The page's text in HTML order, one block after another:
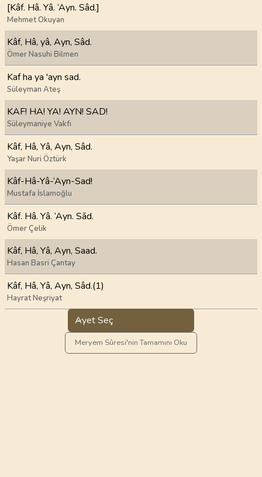
[Kâf. Hâ. Yâ. ‘Ayn. Sâd.]
Mehmet Okuyan
Kâf, Hâ, yâ, Ayn, Sâd.
Ömer Nasuhi Bilmen
Kaf ha ya 'ayn sad.
Süleyman Ateş
KAF! HA! YA! AYN! SAD!
Süleymaniye Vakfı
Kâf, Hâ, Yâ, Ayn, Sâd.
Yaşar Nuri Öztürk
Kâf-Hâ-Yâ-‘Ayn-Sad!
Mustafa İslamoğlu
Kâf. Hâ. Yâ. ‘Ayn. Sãd.
Ömer Çelik
Kâf, Hâ, Yâ, Ayn, Saad.
Hasan Basri Çantay
Kâf, Hâ, Yâ, Ayn, Sâd.(1)
Hayrat Neşriyat
Ayet Seç
Meryem Sûresi'nin Tamamını Oku